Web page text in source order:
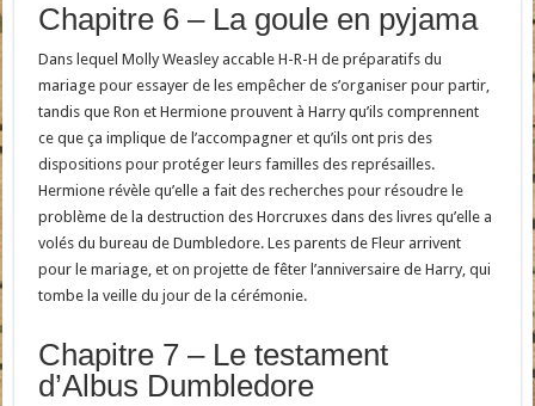
Chapitre 6 – La goule en pyjama
Dans lequel Molly Weasley accable H-R-H de préparatifs du
mariage pour essayer de les empêcher de s’organiser pour partir,
tandis que Ron et Hermione prouvent à Harry qu’ils comprennent
ce que ça implique de l’accompagner et qu’ils ont pris des
dispositions pour protéger leurs familles des représailles.
Hermione révèle qu’elle a fait des recherches pour résoudre le
problème de la destruction des Horcruxes dans des livres qu’elle a
volés du bureau de Dumbledore. Les parents de Fleur arrivent
pour le mariage, et on projette de fêter l’anniversaire de Harry, qui
tombe la veille du jour de la cérémonie.
Chapitre 7 – Le testament
d’Albus Dumbledore